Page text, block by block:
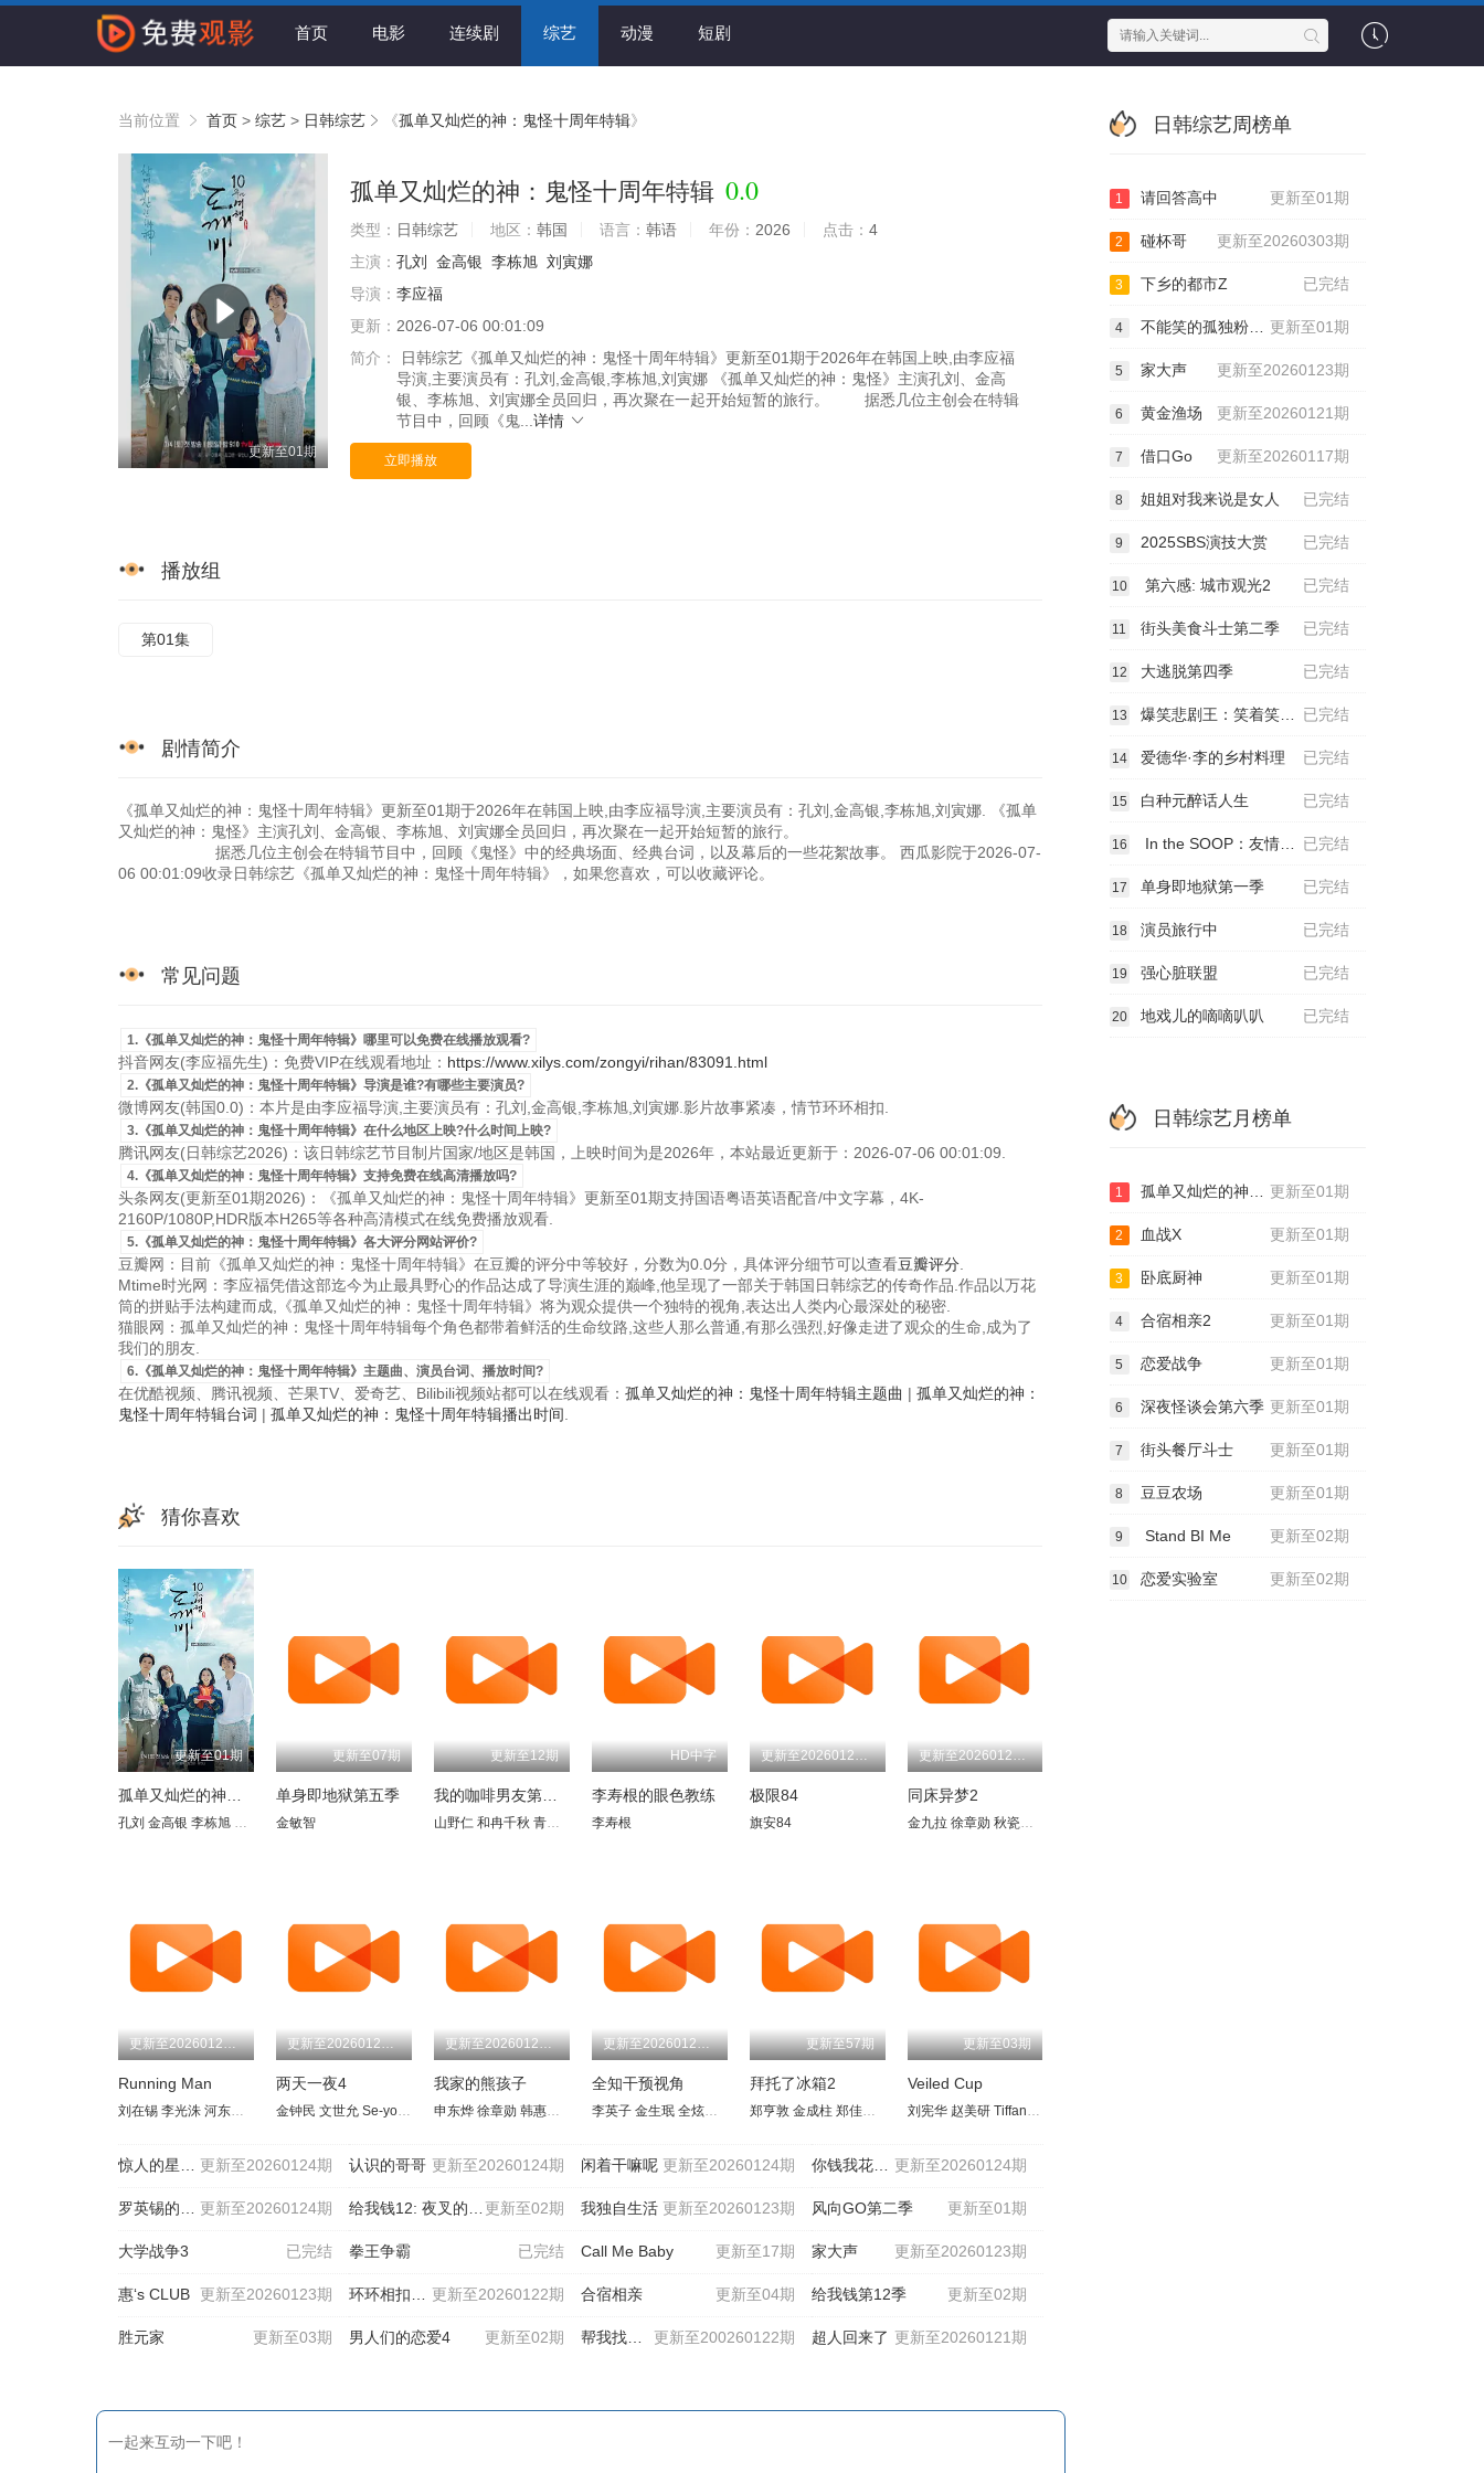
首页 电影 连续剧 综艺 动漫 短剧
当前位置 首页 > 综艺 > 日韩综艺 《孤单又灿烂的神：鬼怪十周年特辑》
更新至01期
孤单又灿烂的神：鬼怪十周年特辑 0.0
类型： 日韩综艺 地区： 韩国 语言： 韩语 年份： 2026 点击： 4
主演： 孔刘 金高银 李栋旭 刘寅娜
导演： 李应福
更新： 2026-07-06 00:01:09
简介：
日韩综艺《孤单又灿烂的神：鬼怪十周年特辑》更新至01期于2026年在韩国上映,由李应福
导演,主要演员有：孔刘,金高银,李栋旭,刘寅娜 《孤单又灿烂的神：鬼怪》主演孔刘、金高
银、李栋旭、刘寅娜全员回归，再次聚在一起开始短暂的旅行。 据悉几位主创会在特辑
节目中，回顾《鬼... 详情
立即播放
播放组
第01集
剧情简介
《孤单又灿烂的神：鬼怪十周年特辑》更新至01期于2026年在韩国上映,由李应福导演,主要演员有：孔刘,金高银,李栋旭,刘寅娜. 《孤单
又灿烂的神：鬼怪》主演孔刘、金高银、李栋旭、刘寅娜全员回归，再次聚在一起开始短暂的旅行。
据悉几位主创会在特辑节目中，回顾《鬼怪》中的经典场面、经典台词，以及幕后的一些花絮故事。 西瓜影院于2026-07-
06 00:01:09收录日韩综艺《孤单又灿烂的神：鬼怪十周年特辑》，如果您喜欢，可以收藏评论。
常见问题
1.《孤单又灿烂的神：鬼怪十周年特辑》哪里可以免费在线播放观看?
抖音网友(李应福先生)：免费VIP在线观看地址： https://www.xilys.com/zongyi/rihan/83091.html
2.《孤单又灿烂的神：鬼怪十周年特辑》导演是谁?有哪些主要演员?
微博网友(韩国0.0)：本片是由李应福导演,主要演员有：孔刘,金高银,李栋旭,刘寅娜.影片故事紧凑，情节环环相扣.
3.《孤单又灿烂的神：鬼怪十周年特辑》在什么地区上映?什么时间上映?
腾讯网友(日韩综艺2026)：该日韩综艺节目制片国家/地区是韩国，上映时间为是2026年，本站最近更新于：2026-07-06 00:01:09.
4.《孤单又灿烂的神：鬼怪十周年特辑》支持免费在线高清播放吗?
头条网友(更新至01期2026)：《孤单又灿烂的神：鬼怪十周年特辑》更新至01期支持国语粤语英语配音/中文字幕，4K-
2160P/1080P,HDR版本H265等各种高清模式在线免费播放观看.
5.《孤单又灿烂的神：鬼怪十周年特辑》各大评分网站评价?
豆瓣网：目前《孤单又灿烂的神：鬼怪十周年特辑》在豆瓣的评分中等较好，分数为0.0分，具体评分细节可以查看豆瓣评分
Mtime时光网：李应福凭借这部迄今为止最具野心的作品达成了导演生涯的巅峰,他呈现了一部关于韩国日韩综艺的传奇作品.作品以万花
筒的拼贴手法构建而成,《孤单又灿烂的神：鬼怪十周年特辑》将为观众提供一个独特的视角,表达出人类内心最深处的秘密.
猫眼网：孤单又灿烂的神：鬼怪十周年特辑每个角色都带着鲜活的生命纹路,这些人那么普通,有那么强烈,好像走进了观众的生命,成为了
我们的朋友.
6.《孤单又灿烂的神：鬼怪十周年特辑》主题曲、演员台词、播放时间?
在优酷视频、腾讯视频、芒果TV、爱奇艺、Bilibili视频站都可以在线观看： 孤单又灿烂的神：鬼怪十周年特辑主题曲 | 孤单又灿烂的神：
鬼怪十周年特辑台词 | 孤单又灿烂的神：鬼怪十周年特辑播出时间
猜你喜欢
更新至01期
孤单又灿烂的神：鬼怪十周年特辑
孔刘 金高银 李栋旭 刘寅娜
更新至07期
单身即地狱第五季
金敏智
更新至12期
我的咖啡男友第二季
山野仁 和冉千秋 青山黛玛 Durian Lollobrigida 德井义实
HD中字
李寿根的眼色教练
李寿根
更新至20260125期
极限84
旗安84
更新至20260126期
同床异梦2
金九拉 徐章勋 秋瓷炫
更新至20260125期
Running Man
刘在锡 李光洙 河东勋 金钟国 池石镇 宋智孝 姜熙建 全昭旻 梁世灿 池艺恩
更新至20260125期
两天一夜4
金钟民 文世允 Se-yoon Moon 延政勋 金宣虎
更新至20260125期
我家的熊孩子
申东烨 徐章勋 韩惠轸 金建模
更新至20260124期
全知干预视角
李英子 金生珉 全炫茂 宋恩伊 梁世亨 洪真英 柳炳宰
更新至57期
拜托了冰箱2
郑亨敦 金成柱 郑佳恩 花耀飞 洪锡天 金风 安贞焕
更新至03期
Veiled Cup
更新至20260124期
惊人的星期六 更新至20260124期
认识的哥哥 更新至20260124期
闲着干嘛呢 更新至20260124期
你钱我花独自旅行4
更新至20260124期
罗英锡的吵吵闹闹 更新至02期
给我钱12: 夜叉的世界 更新至20260123期
我独自生活 更新至01期
风向GO第二季
已完结
大学战争3 已完结
拳王争霸 更新至17期
Call Me Baby 更新至20260123期
家大声
更新至20260123期
惠‘s CLUB 更新至20260122期
环环相扣的老故事 更新至04期
合宿相亲 更新至02期
给我钱第12季
更新至03期
胜元家 更新至02期
男人们的恋爱4 更新至200260122期
帮我找房吧 更新至20260121期
超人回来了
日韩综艺周榜单
更新至01期
1 请回答高中
更新至20260303期
2 碰杯哥
已完结
3 下乡的都市Z
更新至01期
4 不能笑的孤独粉丝见面会
更新至20260123期
5 家大声
更新至20260121期
6 黄金渔场
更新至20260117期
7 借口Go
已完结
8 姐姐对我来说是女人
已完结
9 2025SBS演技大赏
已完结
10 第六感: 城市观光2
已完结
11 街头美食斗士第二季
已完结
12 大逃脱第四季
已完结
13 爆笑悲剧王：笑着笑着就哭了第三季
已完结
14 爱德华·李的乡村料理
已完结
15 白种元醉话人生
已完结
16 In the SOOP：友情旅行
已完结
17 单身即地狱第一季
已完结
18 演员旅行中
已完结
19 强心脏联盟
已完结
20 地戏儿的嘀嘀叭叭
日韩综艺月榜单
更新至01期
1 孤单又灿烂的神：鬼怪十周年特辑
更新至01期
2 血战X
更新至01期
3 卧底厨神
更新至01期
4 合宿相亲2
更新至01期
5 恋爱战争
更新至01期
6 深夜怪谈会第六季
更新至01期
7 街头餐厅斗士
更新至01期
8 豆豆农场
更新至02期
9 Stand BI Me
更新至02期
10 恋爱实验室